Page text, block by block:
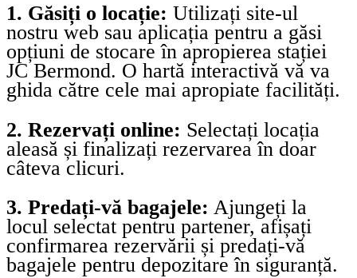
1. Găsiți o locație: Utilizați site-ul
nostru web sau aplicația pentru a găsi
opțiuni de stocare în apropierea stației
JC Bermond. O hartă interactivă vă va
ghida către cele mai apropiate facilități.
2. Rezervați online: Selectați locația
aleasă și finalizați rezervarea în doar
câteva clicuri.
3. Predați-vă bagajele: Ajungeți la
locul selectat pentru partener, afișați
confirmarea rezervării și predați-vă
bagajele pentru depozitare în siguranță.